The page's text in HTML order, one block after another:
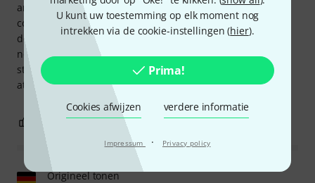
U kunt uw toestemming op elk moment nog
intrekken via de cookie-instellingen (hier).
Prima!
Cookies afwijzen verdere informatie
Impressum · Privacy policy
and generally speaking well made. The shoulder strap and
connectors are not quite as good as the rest of the bag (I
deducted one star from the quality rating for this). I
normally prefer to use the carry handle, but the shoulder
strap works, I would just recommend checking it is well
attached to the bag before trusting it.
0 EVALUATIE MELDEN
Origineel tonen